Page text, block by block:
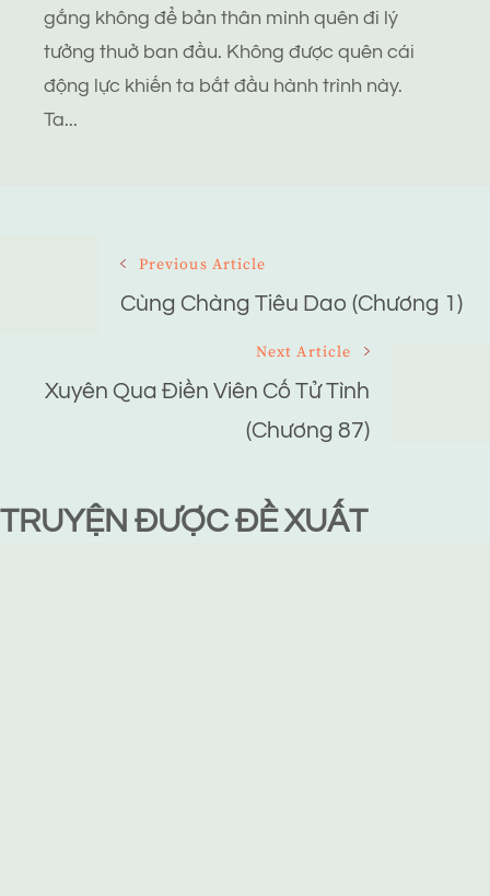
gắng không để bản thân mình quên đi lý
tưởng thuở ban đầu. Không được quên cái
động lực khiến ta bắt đầu hành trình này.
Ta...
Navigation
Previous Article
Cùng Chàng Tiêu Dao (Chương 1)
Next Article
Xuyên Qua Điền Viên Cố Tử Tình
(Chương 87)
TRUYỆN ĐƯỢC ĐỀ XUẤT